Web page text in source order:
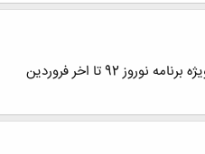
مسابقه مدلسازی بناهای معماری - ویژه برنامه نوروز 92 تا اخر فروردین